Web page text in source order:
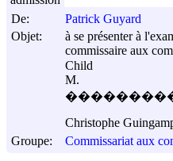
De:
Patrick Guyard
Objet:
à se présenter à
commissaire aux
Child
M.
Christophe
Groupe:
Commissariat aux